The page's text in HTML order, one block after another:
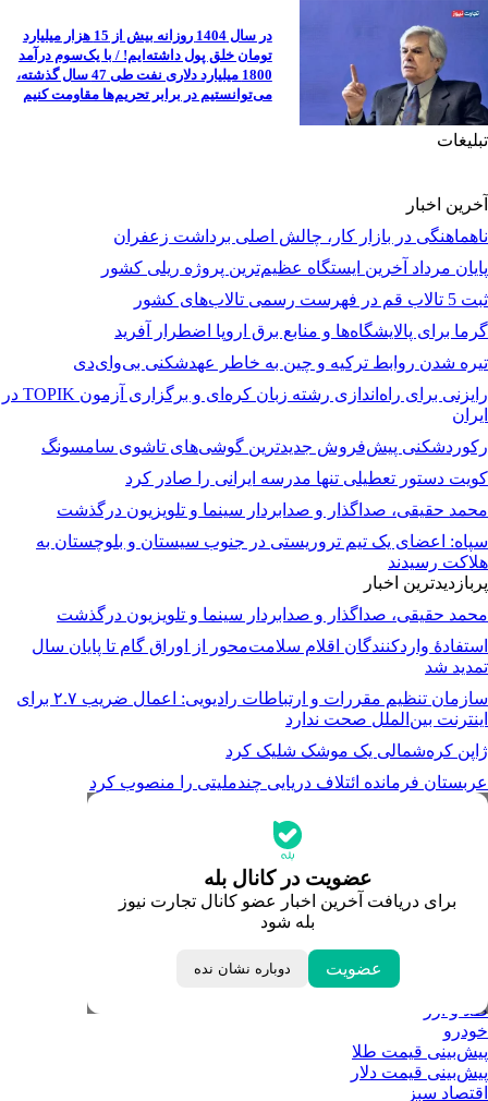
در سال 1404 روزانه بیش از 15 هزار میلیارد
تومان خلق پول داشته‌ایم! / با یک‌سوم درآمد
1800 میلیارد دلاری نفت طی 47 سال گذشته،
می‌توانستیم در برابر تحریم‌ها مقاومت کنیم
تبلیغات
آخرین اخبار
ناهماهنگی در بازار کار، چالش اصلی برداشت زعفران
پایان مرداد آخرین ایستگاه عظیم‌ترین پروژه ریلی کشور
ثبت 5 تالاب قم در فهرست رسمی تالاب‌های کشور
گرما برای پالایشگاه‌ها و منابع برق اروپا اضطرار آفرید
تیره شدن روابط ترکیه و چین به خاطر عهدشکنی بی‌وای‌دی
رایزنی برای راه‌اندازی رشته زبان کره‌ای و برگزاری آزمون TOPIK در
ایران
رکوردشکنی پیش‌فروش جدیدترین گوشی‌های تاشوی سامسونگ
کویت دستور تعطیلی تنها مدرسه ایرانی را صادر کرد
محمد حقیقی، صداگذار و صدابردار سینما و تلویزیون درگذشت
سپاه: اعضای یک تیم تروریستی در جنوب سیستان و بلوچستان به
هلاکت رسیدند
پربازدیدترین اخبار
محمد حقیقی، صداگذار و صدابردار سینما و تلویزیون درگذشت
استفادۀ واردکنندگان اقلام سلامت‌محور از اوراق گام تا پایان سال
تمدید شد
سازمان تنظیم مقررات و ارتباطات رادیویی: اعمال ضریب ۲.۷ برای
اینترنت بین‌الملل صحت ندارد
ژاپن کره‌شمالی یک موشک شلیک کرد
عربستان فرمانده ائتلاف دریایی چندملیتی را منصوب کرد
عضویت در کانال بله
برای دریافت آخرین اخبار عضو کانال تجارت نیوز
بله شود
عضویت دوباره نشان نده
جدیدترین قیمت‌ها
قیمت درهم امارات
لحظه تحویل سال
داغ‌ترین‌های اقتصادی
طلا و ارز
خودرو
پیش‌بینی قیمت طلا
پیش‌بینی قیمت دلار
اقتصاد سبز